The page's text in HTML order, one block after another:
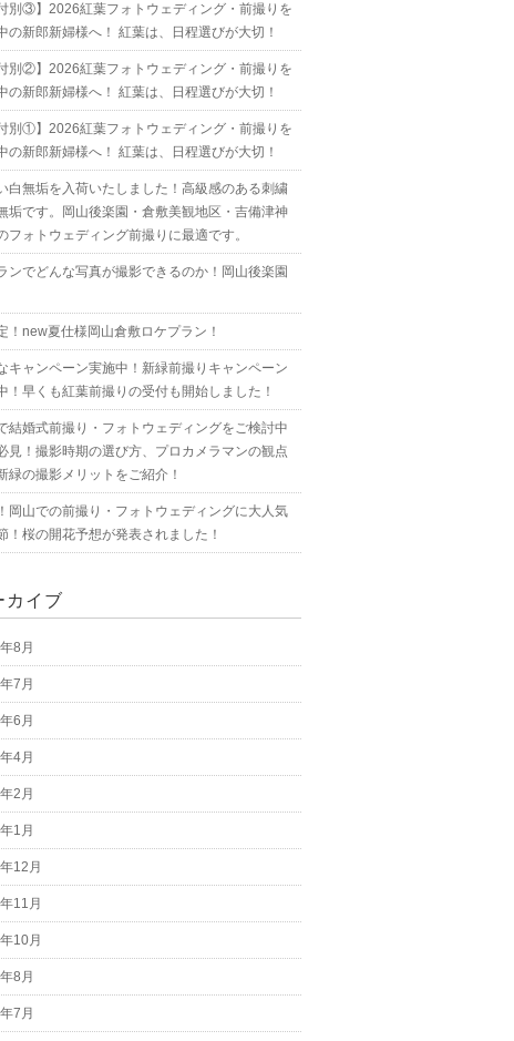
付別③】2026紅葉フォトウェディング・前撮りを
の新郎新婦様へ！ 紅葉は、日程選びが大切！
付別②】2026紅葉フォトウェディング・前撮りを
の新郎新婦様へ！ 紅葉は、日程選びが大切！
付別①】2026紅葉フォトウェディング・前撮りを
の新郎新婦様へ！ 紅葉は、日程選びが大切！
白無垢を入荷いたしました！高級感のある刺繍
垢です。岡山後楽園・倉敷美観地区・吉備津神
フォトウェディング前撮りに最適です。
ンでどんな写真が撮影できるのか！岡山後楽園
！new夏仕様岡山倉敷ロケプラン！
キャンペーン実施中！新緑前撮りキャンペーン
！早くも紅葉前撮りの受付も開始しました！
結婚式前撮り・フォトウェディングをご検討中
見！撮影時期の選び方、プロカメラマンの観点
緑の撮影メリットをご紹介！
岡山での前撮り・フォトウェディングに大人気
！桜の開花予想が発表されました！
カイブ
8月
7月
6月
4月
2月
1月
12月
11月
10月
8月
7月